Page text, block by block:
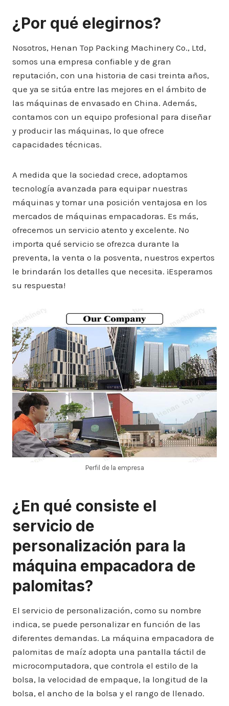
¿Por qué elegirnos?
Nosotros, Henan Top Packing Machinery Co., Ltd,
somos una empresa confiable y de gran
reputación, con una historia de casi treinta años,
que ya se sitúa entre las mejores en el ámbito de
las máquinas de envasado en China. Además,
contamos con un equipo profesional para diseñar
y producir las máquinas, lo que ofrece
capacidades técnicas.
A medida que la sociedad crece, adoptamos
tecnología avanzada para equipar nuestras
máquinas y tomar una posición ventajosa en los
mercados de máquinas empacadoras. Es más,
ofrecemos un servicio atento y excelente. No
importa qué servicio se ofrezca durante la
preventa, la venta o la posventa, nuestros expertos
le brindarán los detalles que necesita. ¡Esperamos
su respuesta!
Perfil de la empresa
¿En qué consiste el
servicio de
personalización para la
máquina empacadora de
palomitas?
El servicio de personalización, como su nombre
indica, se puede personalizar en función de las
diferentes demandas. La máquina empacadora de
palomitas de maíz adopta una pantalla táctil de
microcomputadora, que controla el estilo de la
bolsa, la velocidad de empaque, la longitud de la
bolsa, el ancho de la bolsa y el rango de llenado.